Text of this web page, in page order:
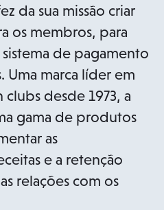
da sua missão criar
os membros, para
de pagamento
Uma marca líder em
desde 1973, a
gama de produtos
as
e a retenção
relações com os